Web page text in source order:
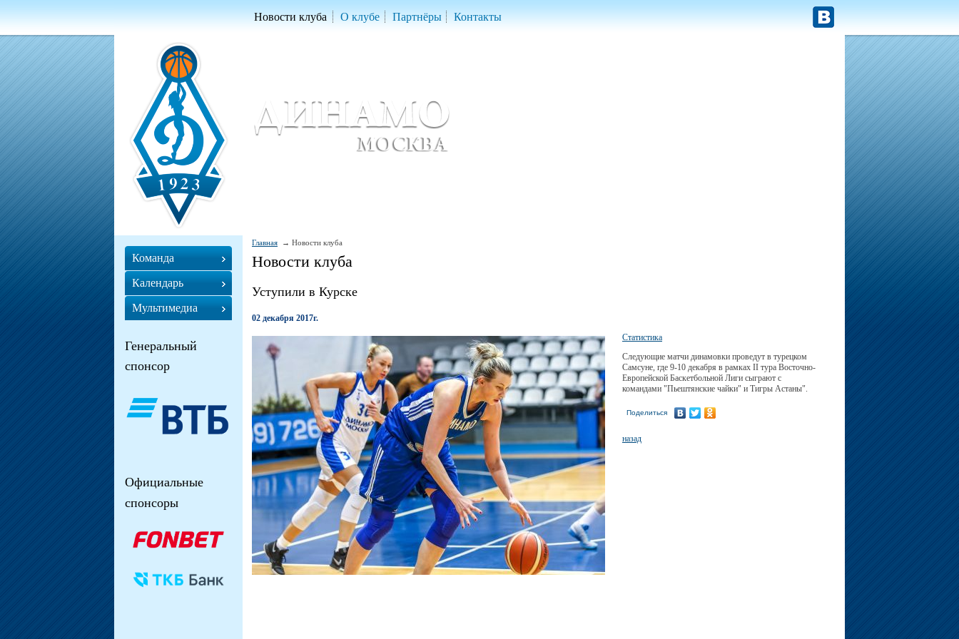
Новости клуба О клубе Партнёры Контакты
Главная Новости клуба
Новости клуба
Уступили в Курске
02 декабря 2017г.
Статистика
Следующие матчи динамовки проведут в турецком
Самсуне, где 9-10 декабря в рамках II тура Восточно-
Европейской Баскетбольной Лиги сыграют с
командами "Пьештянские чайки" и Тигры Астаны".
Поделиться
назад
Команда
Календарь
Мультимедиа
Генеральный
спонсор
Официальные
спонсоры